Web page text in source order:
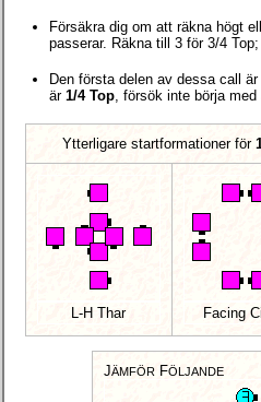
Försäkra dig om att räkna högt
passerar. Räkna till 3 för 3/4
Den första delen av dessa call
är 1/4 Top , försök inte börja
Ytterligare startformationer för
L-H Thar Facing
JÄMFÖRFÖLJANDE